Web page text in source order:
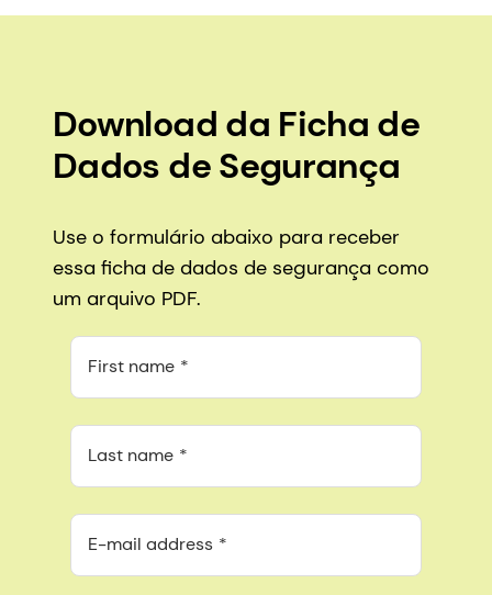
Download da Ficha de
Dados de Segurança
Use o formulário abaixo para receber
essa ficha de dados de segurança como
um arquivo PDF.
First name
Last name
E-mail address